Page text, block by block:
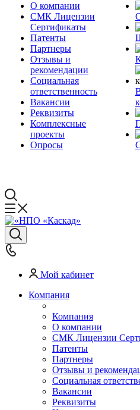
О компании
СМК Лицензии
Сертификаты
Патенты
Партнеры
Отзывы и
рекомендации
Социальная
ответственность
Вакансии
Реквизиты
Комплексные
проекты
Опросы
Мой кабинет
Компания
Компания
О компании
СМК Лицензии
Патенты
Партнеры
Отзывы и
Социальная
Вакансии
Реквизиты